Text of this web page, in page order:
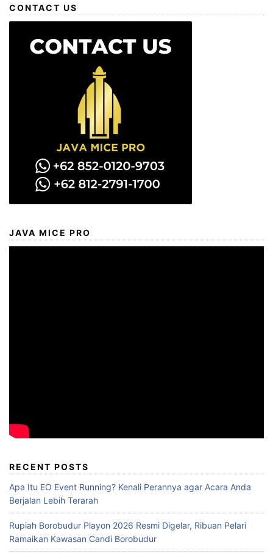
CONTACT US
JAVA MICE PRO
RECENT POSTS
Apa Itu EO Event Running? Kenali Perannya agar Acara Anda
Berjalan Lebih Terarah
Rupiah Borobudur Playon 2026 Resmi Digelar, Ribuan Pelari
Ramaikan Kawasan Candi Borobudur